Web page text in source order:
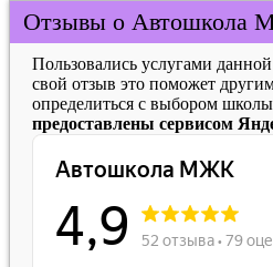
Отзывы о Автошкола
Пользовались услугами
свой отзыв это поможет
определиться с выбором
предоставлены сервисом